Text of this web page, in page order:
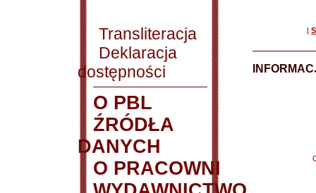
Transliteracja
Deklaracja
dostępności
O PBL
ŹRÓDŁA
DANYCH
O PRACOWNI
|